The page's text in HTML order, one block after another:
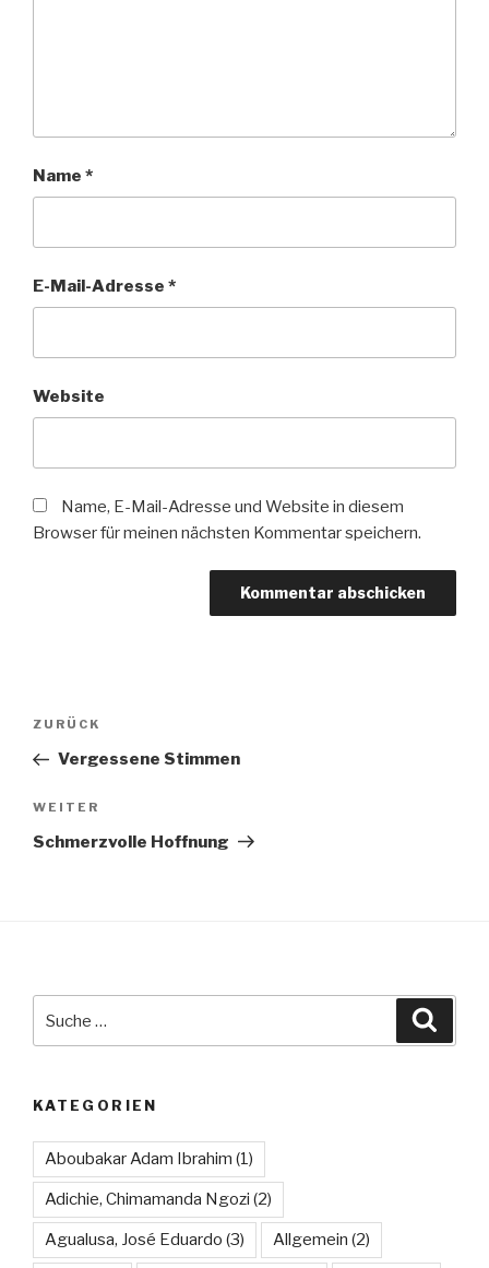
Name *
E-Mail-Adresse *
Website
Name, E-Mail-Adresse und Website in diesem
Browser für meinen nächsten Kommentar speichern.
Beitragsnavigation
Vorheriger
Beitrag
ZURÜCK
Vergessene Stimmen
Nächster
Beitrag
WEITER
Schmerzvolle Hoffnung
KATEGORIEN
Aboubakar Adam Ibrahim (1)
Adichie, Chimamanda Ngozi (2)
Agualusa, José Eduardo (3) Allgemein (2)